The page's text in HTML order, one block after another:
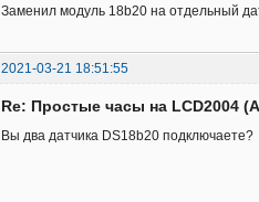
Заменил модуль 18b20 на отдельный
2021-03-21 18:51:55
Re: Простые часы на LCD2004
Вы два датчика DS18b20 подключаете?